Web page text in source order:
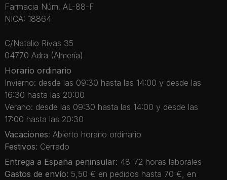
Farmacia Núm. AL-88-F
NICA: 18864
C/Natalio Rivas 35
04770 Adra (Almería)
Horario ordinario
Invierno: desde las 09:30 hasta las 14:00 y desde las
16:30 hasta las 20:00
Verano: desde las 09:30 hasta las 14:00 y desde las
17:00 hasta las 20:30
Vacaciones: Abierto horario ordinario
Festivos: Cerrado
Entrega a España peninsular: 48-72 horas laborales
Gastos de envío: 5,50 € en pedidos hasta 70 €, en